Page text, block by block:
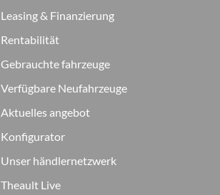
Leasing & Finanzierung
Rentabilität
Gebrauchte fahrzeuge
Verfügbare Neufahrzeuge
Aktuelles angebot
Konfigurator
Unser händlernetzwerk
Theault Live